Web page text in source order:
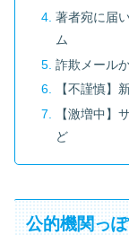
著者宛に届
ム
詐欺メール
【不謹慎】
【激増中】
ど
公的機関っ